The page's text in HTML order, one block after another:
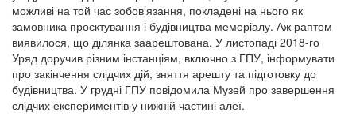
можливі на той час зобов’язання, покладені на нього як
замовника проєктування і будівництва меморіалу. Аж раптом
виявилося, що ділянка заарештована. У листопаді 2018-го
Уряд доручив різним інстанціям, включно з ГПУ, інформувати
про закінчення слідчих дій, зняття арешту та підготовку до
будівництва. У грудні ГПУ повідомила Музей про завершення
слідчих експериментів у нижній частині алеї.